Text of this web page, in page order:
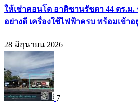
ให้เช่าคอนโด อาติซานรัชดา 44 ตร.ม.
อย่างดี เครื่องใช้ไฟฟ้าครบ พร้อมเข้าอ
28 มิถุนายน 2026
7